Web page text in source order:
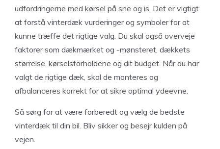
udfordringerne med kørsel på sne og is. Det er vigtigt
at forstå vinterdæk vurderinger og symboler for at
kunne træffe det rigtige valg. Du skal også overveje
faktorer som dækmærket og -mønsteret, dækkets
størrelse, kørselsforholdene og dit budget. Når du har
valgt de rigtige dæk, skal de monteres og
afbalanceres korrekt for at sikre optimal ydeevne.
Så sørg for at være forberedt og vælg de bedste
vinterdæk til din bil. Bliv sikker og besejr kulden på
vejen.